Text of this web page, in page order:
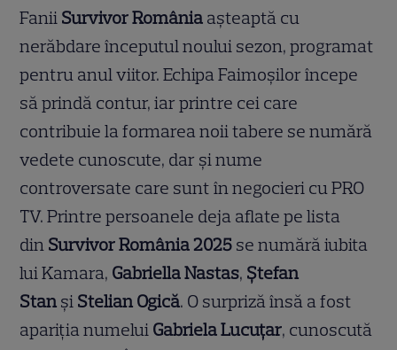
Fanii Survivor România așteaptă cu
nerăbdare începutul noului sezon, programat
pentru anul viitor. Echipa Faimoșilor începe
să prindă contur, iar printre cei care
contribuie la formarea noii tabere se numără
vedete cunoscute, dar și nume
controversate care sunt în negocieri cu PRO
TV. Printre persoanele deja aflate pe lista
din Survivor România 2025 se numără iubita
lui Kamara, Gabriella Nastas, Ștefan
Stan și Stelian Ogică. O surpriză însă a fost
apariția numelui Gabriela Lucuțar, cunoscută